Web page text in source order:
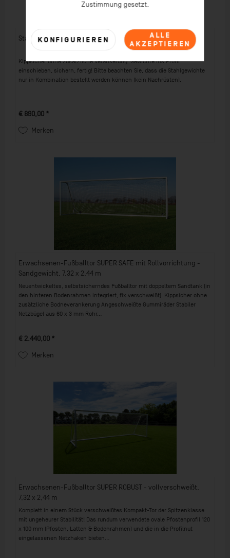
Stahlgewichte Jugend-Tor mit Rollvorrichtung, 8 Stück
Kippsicher ohne zusätzliche Verankerung. Gewichte ins Profil
einschieben, sichern, fertig! Bitte beachten Sie, dass die Stahlgewichte
nur in Kombination bestellt werden können (kein Nachrüsten).
€ 890,00 *
Merken
Erwachsenen-Fußballtor SUPER SAFE mit Rollvorrichtung -
Sandgewicht, 7,32 x 2,44 m
Neuentwickeltes, selbstsicherndes Fußballtor mit doppeltem Sandtank (in
den hinteren Bodenrahmen integriert, fix verschweißt). Kippsicher ohne
zusätzliche Bodneverankerung Angeschweißte Gummiräder Stabiler
Netzbügel aus 60 x 3 mm Rohr...
€ 2.440,00 *
Merken
Erwachsenen-Fußballtor SUPER ROBUST - vollverschweißt,
7,32 x 2,44 m
Komplett in einem Stück verschweißtes Kompakt-Tor der Spitzenklasse
mit ungeheurer Stabilität! Das rundum verwendete ovale Pfostenprofil 120
x 100 mm (Pfosten, Latten & Bodenrahmen) und die in die Profilnut
eingelassenen Netzhaken bieten...
Zustimmung gesetzt.
ALLE
AKZEPTIEREN
KONFIGURIEREN